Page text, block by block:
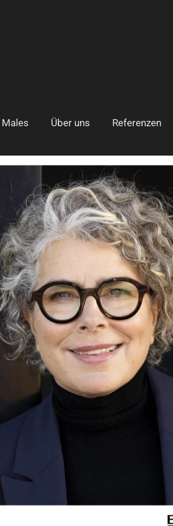
Males Über uns Referenzen